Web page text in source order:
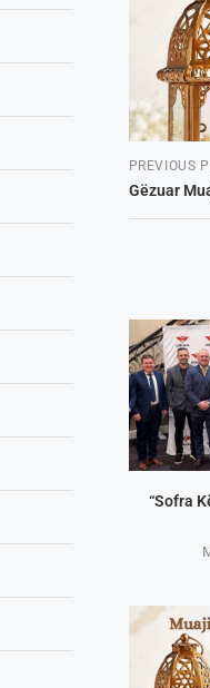
PREVIOUS
Gëzuar
“Sofra